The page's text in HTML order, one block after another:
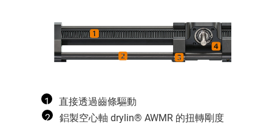
1
直接透過齒條驅動
2
鋁製空心軸 drylin® AWMR 的扭轉剛度